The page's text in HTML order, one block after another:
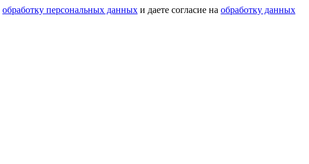
обработку персональных данных и даете согласие на обработку данных